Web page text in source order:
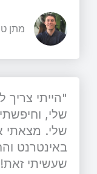
מתן
"הייתי
שלי,
שלי. מצאתי
באינטרנט
שעשיתי זאת!